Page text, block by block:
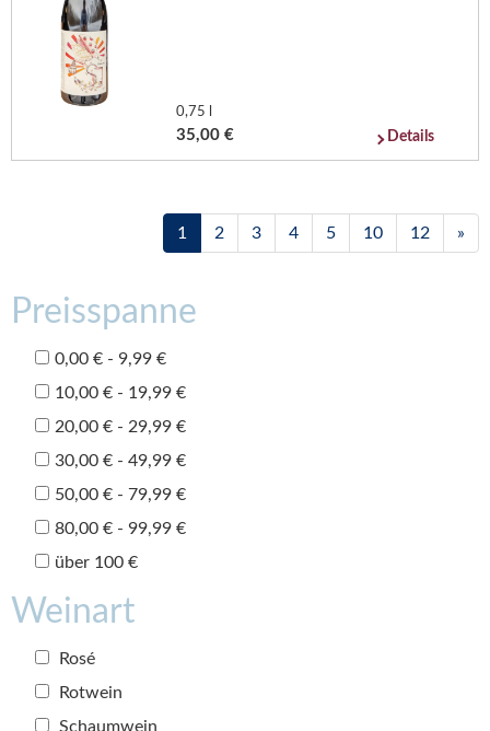
0,75 l
35,00 € Details
1 2 3 4 5 10 12 »
Preisspanne
0,00 € - 9,99 €
10,00 € - 19,99 €
20,00 € - 29,99 €
30,00 € - 49,99 €
50,00 € - 79,99 €
80,00 € - 99,99 €
über 100 €
Weinart
Rosé
Rotwein
Schaumwein